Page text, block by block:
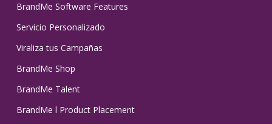
BrandMe Software Features
Servicio Personalizado
Viraliza tus Campañas
BrandMe Shop
BrandMe Talent
BrandMe l Product Placement